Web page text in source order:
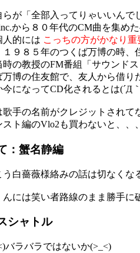
らが「全部入ってりゃいいんで
から８０年代のCM曲を集め
人的には こっちの方がかなり重
１９８５年のつくば万博の時、
時の教授のFM番組「サウンド
万博の住友館で、友人から借
今になってCD化されるとは(´Д
歌手の名前がクレジットされて
スト編のVlo2も買わないと、、
：蟹名静編
う白薔薇様絡みの話は切なくな
んには笑い者路線のまま勝手に
シャトル
バラバラではないか(>_<)